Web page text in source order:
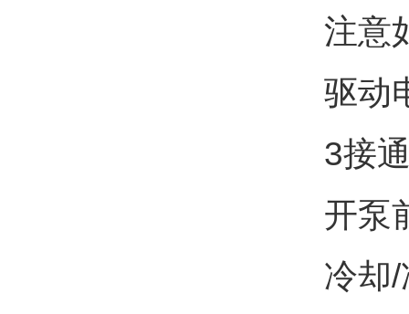
注意
驱动
3接
开泵
冷却